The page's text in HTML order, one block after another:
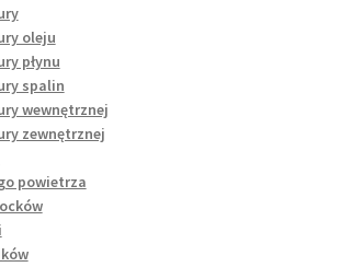
oleju
płynu
spalin
wewnętrznej
zewnętrznej
powietrza